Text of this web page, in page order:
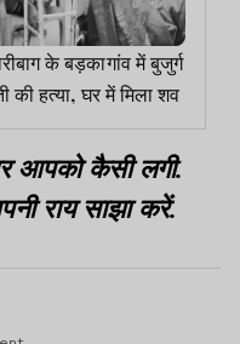
के बड़कागांव में बुजुर्ग
की हत्या, घर में मिला शव
आपको कैसी लगी.
राय साझा करें.